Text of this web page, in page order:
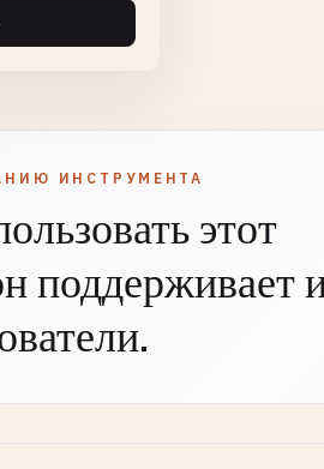
ИНСТРУМЕНТА
этот
поддерживает